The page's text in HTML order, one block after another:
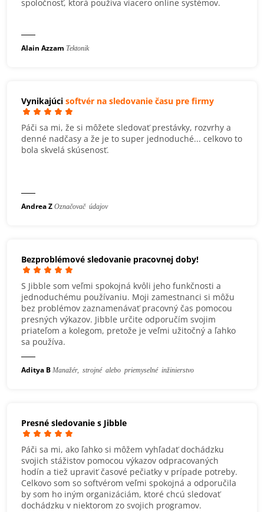
spoločnosť, ktorá používa viacero online systémov.
Alain Azzam Tektonik
Vynikajúci softvér na sledovanie času pre firmy
Páči sa mi, že si môžete sledovať prestávky, rozvrhy a
denné nadčasy a že je to super jednoduché... celkovo to
bola skvelá skúsenosť.
Andrea Z Označovač údajov
Bezproblémové sledovanie pracovnej doby!
S Jibble som veľmi spokojná kvôli jeho funkčnosti a
jednoduchému používaniu. Moji zamestnanci si môžu
bez problémov zaznamenávať pracovný čas pomocou
presných výkazov. Jibble určite odporučím svojim
priateľom a kolegom, pretože je veľmi užitočný a ľahko
sa používa.
Aditya B Manažér, strojné alebo priemyselné inžinierstvo
Presné sledovanie s Jibble
Páči sa mi, ako ľahko si môžem vyhľadať dochádzku
svojich stážistov pomocou výkazov odpracovaných
hodín a tiež upraviť časové pečiatky v prípade potreby.
Celkovo som so softvérom veľmi spokojná a odporučila
by som ho iným organizáciám, ktoré chcú sledovať
dochádzku v niektorom zo svojich programov.